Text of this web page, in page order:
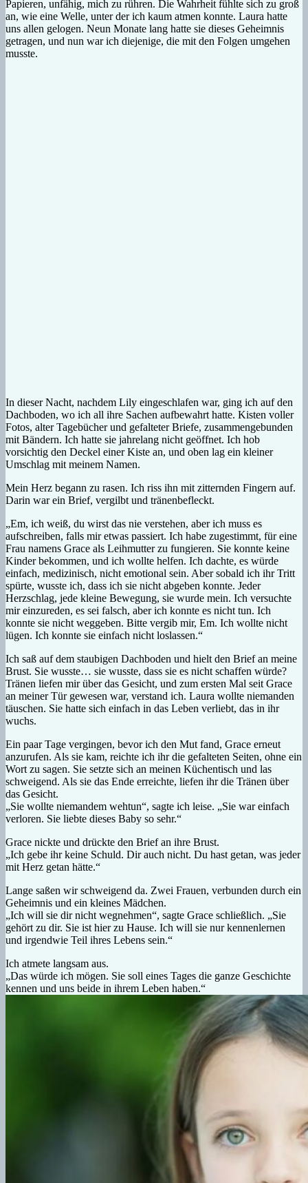
Papieren, unfähig, mich zu rühren. Die Wahrheit fühlte sich zu groß
an, wie eine Welle, unter der ich kaum atmen konnte. Laura hatte
uns allen gelogen. Neun Monate lang hatte sie dieses Geheimnis
getragen, und nun war ich diejenige, die mit den Folgen umgehen
musste.
In dieser Nacht, nachdem Lily eingeschlafen war, ging ich auf den
Dachboden, wo ich all ihre Sachen aufbewahrt hatte. Kisten voller
Fotos, alter Tagebücher und gefalteter Briefe, zusammengebunden
mit Bändern. Ich hatte sie jahrelang nicht geöffnet. Ich hob
vorsichtig den Deckel einer Kiste an, und oben lag ein kleiner
Umschlag mit meinem Namen.
Mein Herz begann zu rasen. Ich riss ihn mit zitternden Fingern auf.
Darin war ein Brief, vergilbt und tränenbefleckt.
„Em, ich weiß, du wirst das nie verstehen, aber ich muss es
aufschreiben, falls mir etwas passiert. Ich habe zugestimmt, für eine
Frau namens Grace als Leihmutter zu fungieren. Sie konnte keine
Kinder bekommen, und ich wollte helfen. Ich dachte, es würde
einfach, medizinisch, nicht emotional sein. Aber sobald ich ihr Tritt
spürte, wusste ich, dass ich sie nicht abgeben konnte. Jeder
Herzschlag, jede kleine Bewegung, sie wurde mein. Ich versuchte
mir einzureden, es sei falsch, aber ich konnte es nicht tun. Ich
konnte sie nicht weggeben. Bitte vergib mir, Em. Ich wollte nicht
lügen. Ich konnte sie einfach nicht loslassen.“
Ich saß auf dem staubigen Dachboden und hielt den Brief an meine
Brust. Sie wusste… sie wusste, dass sie es nicht schaffen würde?
Tränen liefen mir über das Gesicht, und zum ersten Mal seit Grace
an meiner Tür gewesen war, verstand ich. Laura wollte niemanden
täuschen. Sie hatte sich einfach in das Leben verliebt, das in ihr
wuchs.
Ein paar Tage vergingen, bevor ich den Mut fand, Grace erneut
anzurufen. Als sie kam, reichte ich ihr die gefalteten Seiten, ohne ein
Wort zu sagen. Sie setzte sich an meinen Küchentisch und las
schweigend. Als sie das Ende erreichte, liefen ihr die Tränen über
das Gesicht.
„Sie wollte niemandem wehtun“, sagte ich leise. „Sie war einfach
verloren. Sie liebte dieses Baby so sehr.“
Grace nickte und drückte den Brief an ihre Brust.
„Ich gebe ihr keine Schuld. Dir auch nicht. Du hast getan, was jeder
mit Herz getan hätte.“
Lange saßen wir schweigend da. Zwei Frauen, verbunden durch ein
Geheimnis und ein kleines Mädchen.
„Ich will sie dir nicht wegnehmen“, sagte Grace schließlich. „Sie
gehört zu dir. Sie ist hier zu Hause. Ich will sie nur kennenlernen
und irgendwie Teil ihres Lebens sein.“
Ich atmete langsam aus.
„Das würde ich mögen. Sie soll eines Tages die ganze Geschichte
kennen und uns beide in ihrem Leben haben.“